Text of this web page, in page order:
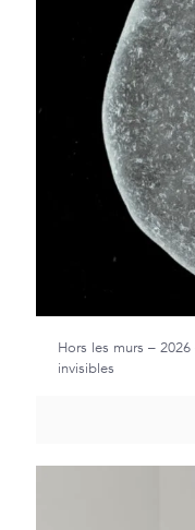
Hors les murs –
invisibles